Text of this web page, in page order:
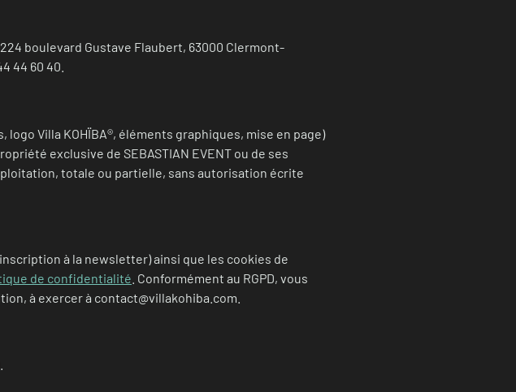
boulevard Gustave Flaubert, 63000 Clermont-
44 60 40.
Villa KOHÏBA®, éléments graphiques, mise en page)
exclusive de SEBASTIAN EVENT ou de ses
totale ou partielle, sans autorisation écrite
à la newsletter) ainsi que les cookies de
de confidentialité . Conformément au RGPD, vous
à exercer à contact@villakohiba.com.